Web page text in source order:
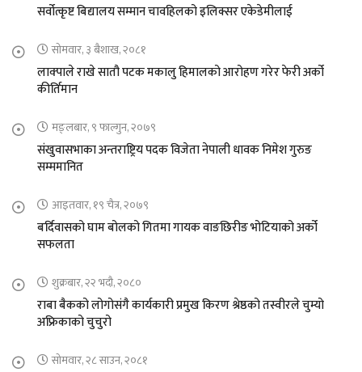
सर्वोत्कृष्ट बिद्यालय सम्मान चावहिलको इलिक्सर एकेडेमीलाई
सोमवार, ३ बैशाख, २०८१
लाक्पाले राखे सातौ पटक मकालु हिमालको आरोहण गरेर फेरी अर्को
कीर्तिमान
मङ्लबार, ९ फाल्गुन, २०७९
संखुवासभाका अन्तराष्ट्रिय पदक विजेता नेपाली धावक निमेश गुरुङ
सम्ममानित
आइतवार, १९ चैत्र, २०७९
बर्दिवासको घाम बोलको गितमा गायक वाङछिरीङ भोटियाको अर्को
सफलता
शुक्रबार, २२ भदौ, २०८०
राबा बैकको लोगोसंगै कार्यकारी प्रमुख किरण श्रेष्ठको तस्वीरले चुम्यो
अफ्रिकाको चुचुरो
सोमवार, २८ साउन, २०८१